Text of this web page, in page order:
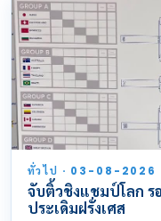
ทั่วไป · 03-08-2026
จับติ้วชิงแชมป์โลก
ประเดิมฝรั่งเศส